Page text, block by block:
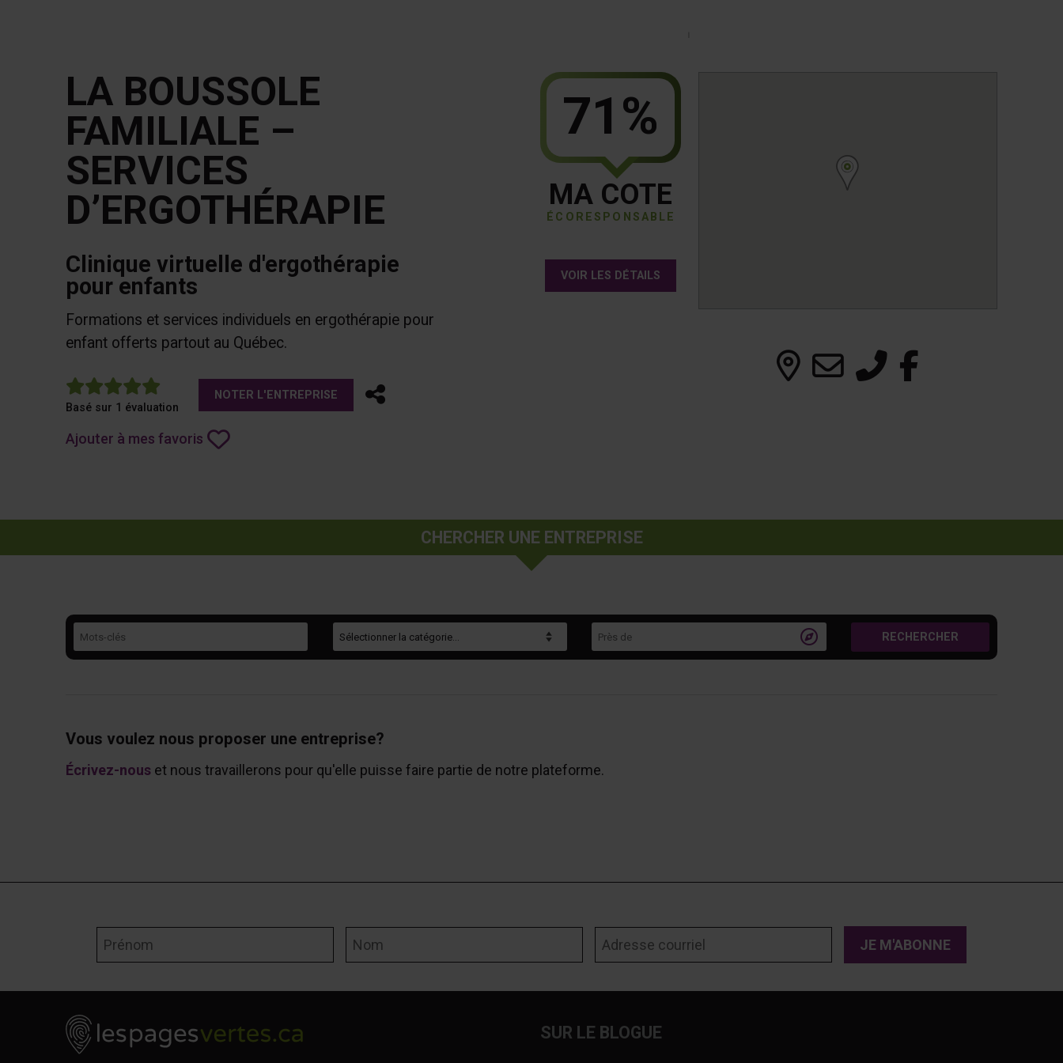
LA BOUSSOLE
FAMILIALE –
SERVICES
D’ERGOTHÉRAPIE
Clinique virtuelle d'ergothérapie
pour enfants
Formations et services individuels en ergothérapie pour
enfant offerts partout au Québec.
5
Basé sur 1 évaluation
NOTER L'ENTREPRISE Partager
Ajouter à mes favoris
71%
MA COTE
ÉCORESPONSABLE
VOIR LES DÉTAILS
CHERCHER UNE ENTREPRISE
 RECHERCHER
Vous voulez nous proposer une entreprise?
Écrivez-nouset nous travaillerons pour qu'elle puisse faire partie de notre plateforme.
SUR LE BLOGUE